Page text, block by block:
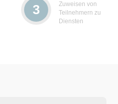
3
Zuweisen von
Teilnehmern zu
Diensten